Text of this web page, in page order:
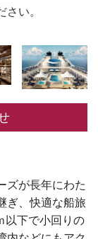
い。
ズが長年にわた
ぎ、快適な船旅
以下で小回りの